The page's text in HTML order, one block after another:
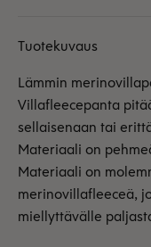
Tuotekuvaus
Lämmin
Villafleecepanta
sellaisenaan tai
Materiaali on
Materiaali on
merinovillafleeceä,
miellyttävälle